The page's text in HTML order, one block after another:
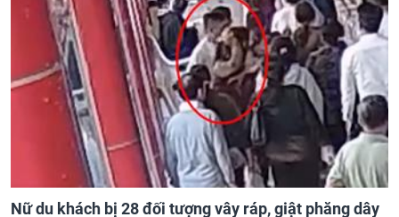
Nữ du khách bị 28 đối tượng vây ráp, giật phăng dây